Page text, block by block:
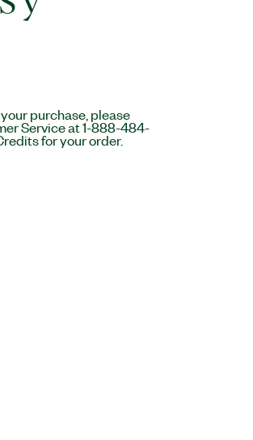
purchase, please
Service at 1-888-484-
for your order.